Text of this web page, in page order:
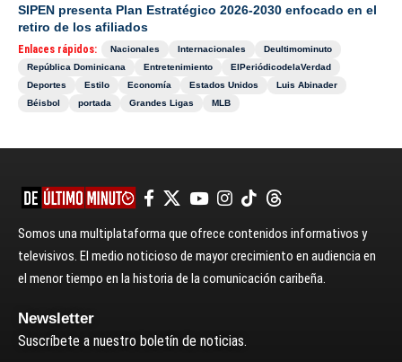
SIPEN presenta Plan Estratégico 2026-2030 enfocado en el
retiro de los afiliados
Enlaces rápidos: Nacionales Internacionales
Deultimominuto
República Dominicana
Entretenimiento
ElPeriódicodelaVerdad
Deportes
Estilo Economía Estados Unidos
Luis Abinader
Béisbol
portada Grandes Ligas MLB
Somos una multiplataforma que ofrece contenidos informativos y
televisivos. El medio noticioso de mayor crecimiento en audiencia en
el menor tiempo en la historia de la comunicación caribeña.
Newsletter
Suscríbete a nuestro boletín de noticias.